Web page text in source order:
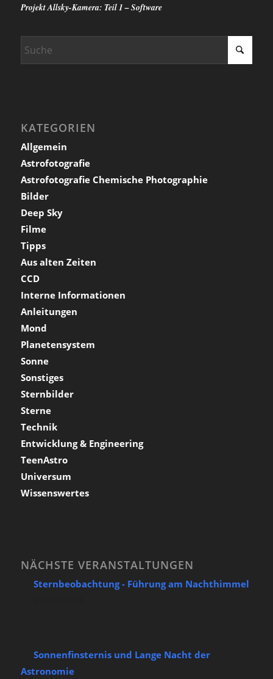
Projekt Allsky-Kamera: Teil 1 – Software
KATEGORIEN
Allgemein
Astrofotografie
Astrofotografie Chemische Photographie
Bilder
Deep Sky
Filme
Tipps
Aus alten Zeiten
CCD
Interne Informationen
Anleitungen
Mond
Planetensystem
Sonne
Sonstiges
Sternbilder
Sterne
Technik
Entwicklung & Engineering
TeenAstro
Universum
Wissenswertes
NÄCHSTE VERANSTALTUNGEN
Sternbeobachtung - Führung am Nachthimmel
Sonnenfinsternis und Lange Nacht der
Astronomie